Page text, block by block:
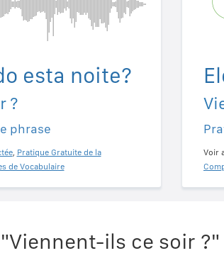
esta noite?
?
phrase
, Pratique Gratuite de la
de Vocabulaire
Voir
ils ce soir